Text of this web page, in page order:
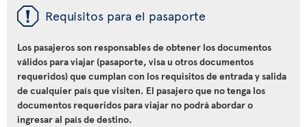
ü Requisitos para el pasaporte
Los pasajeros son responsables de obtener los documentos
válidos para viajar (pasaporte, visa u otros documentos
requeridos) que cumplan con los requisitos de entrada y salida
de cualquier país que visiten. El pasajero que no tenga los
documentos requeridos para viajar no podrá abordar o
ingresar al país de destino.